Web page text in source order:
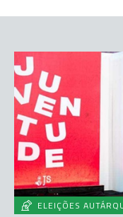
ELEIÇÕES